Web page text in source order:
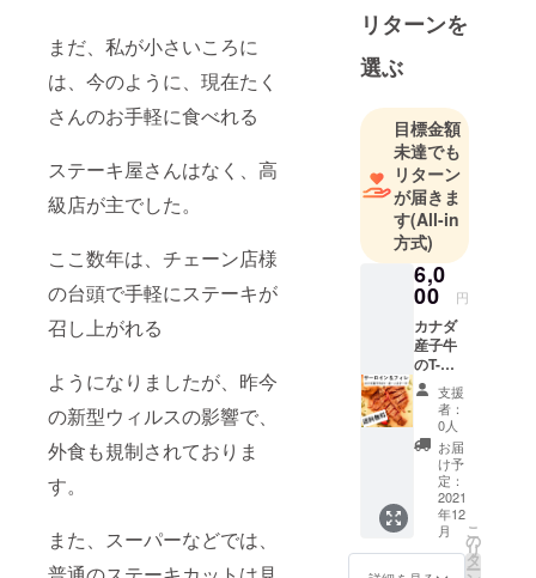
まだ、私が小さいころに
は、今のように、現在たく
さんのお手軽に食べれる
ステーキ屋さんはなく、高
級店が主でした。
ここ数年は、チェーン店様
の台頭で手軽にステーキが
召し上がれる
ようになりましたが、昨今
の新型ウィルスの影響で、
外食も規制されておりま
す。
また、スーパーなどでは、
リターンを
選ぶ
目標金額
未達でも
リターン
が届きま
す(All-in
方式)
6,0
00 円
カナダ
産子牛
のT-
ボーン
ステー
【250g
×２】
500ｇを
お送り
いたし
ます。※
送料込
支援
者：
0人
お届
け予
定：
2021
年12
月
こ
の
リ
タ
ー